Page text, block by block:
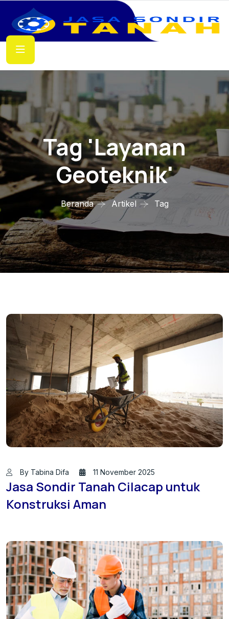
Tag 'layanan
Geoteknik'
Beranda Artikel Tag
By Tabina Difa 11 November 2025
Jasa Sondir Tanah Cilacap untuk
Konstruksi Aman